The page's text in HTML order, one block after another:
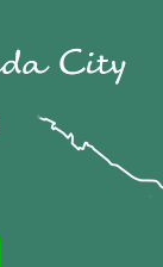
田
市
の